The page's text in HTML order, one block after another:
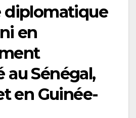
diplomatique
en
au Sénégal,
en Guinée-